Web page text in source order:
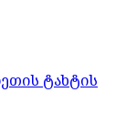
ტახტის